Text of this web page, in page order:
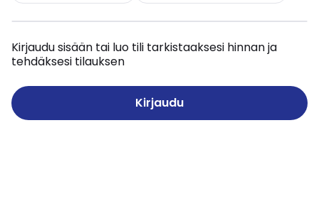
Kirjaudu sisään tai luo tili tarkistaaksesi hinnan ja
tehdäksesi tilauksen
Kirjaudu